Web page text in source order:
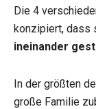
Die 4
konzipiert, dass
ineinander
In der größten
große Familie